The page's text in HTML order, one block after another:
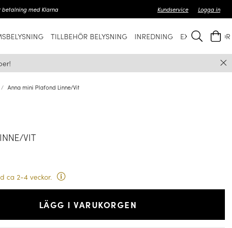
betalning med Klarna Kundservice Logga in
TILLBEHÖR BELYSNING INREDNING EXKLUSIVT
Anna mini Plafond Linne/Vit
VIT
ca 2-4 veckor.
LÄGG I VARUKORGEN